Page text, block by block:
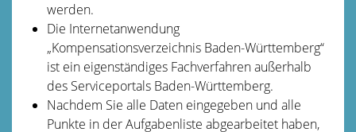
werden.
Die Internetanwendung
„Kompensationsverzeichnis Baden-Württemberg“
ist ein eigenständiges Fachverfahren außerhalb
des Serviceportals Baden-Württemberg.
Nachdem Sie alle Daten eingegeben und alle
Punkte in der Aufgabenliste abgearbeitet haben,